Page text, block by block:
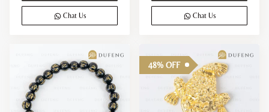
Lucky Coins Collection
Chat Us Chat Us
48% OFF